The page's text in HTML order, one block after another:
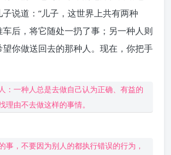
说道：“儿子，这世界上共有两种
后，将它随处一扔了事；另一种人则
你做送回去的那种人。现在，你把手
：一种人总是去做自己认为正确、有益的
由不去做这样的事情。
事，不要因为别人的都执行错误的行为，